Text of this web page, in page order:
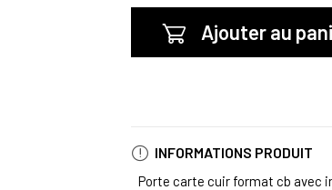
Ajouter au
INFORMATIONS PRODUIT
Porte carte cuir format cb avec